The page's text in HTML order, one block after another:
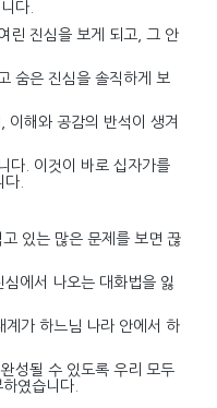
다.
린 진심을 보게 되고, 그 안
숨은 진심을 솔직하게 보
이해와 공감의 반석이 생겨
다. 이것이 바로 십자가를
.
있는 많은 문제를 보면 끊
에서 나오는 대화법을 잃
가 하느님 나라 안에서 하
성될 수 있도록 우리 모두
였습니다.